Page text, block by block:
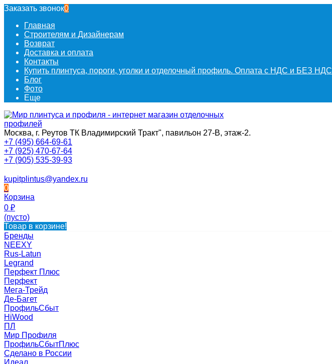
Заказать звонок0
Главная
Строителям и Дизайнерам
Возврат
Доставка и оплата
Контакты
Купить плинтуса, пороги, уголки и отделочный профиль. Оплата с НДС и БЕЗ НДС
Блог
Фото
Еще
Москва, г. Реутов ТК Владимирский Тракт", павильон 27-В, этаж-2.
+7 (495) 664-69-61
+7 (925) 470-67-64
+7 (905) 535-39-93
kupitplintus@yandex.ru
0
Корзина
0 ₽
(пусто)
Товар в корзине!
Бренды
NEEXY
Rus-Latun
Legrand
Перфект Плюс
Перфект
Мега-Трейд
Де-Багет
ПрофильСбыт
HiWood
ПЛ
Мир Профиля
ПрофильСбытПлюс
Сделано в России
Идеал